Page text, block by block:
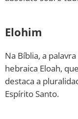
Elohim
Na Bíblia, a
hebraica Eloah,
destaca a
Espírito Santo.